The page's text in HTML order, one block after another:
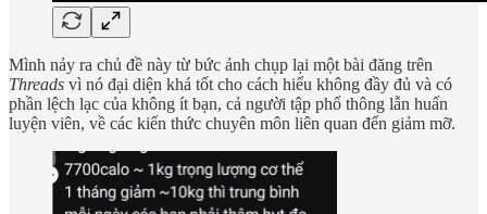
Mình nảy ra chủ đề này từ bức ảnh chụp lại một bài đăng trên
Threads vì nó đại diện khá tốt cho cách hiểu không đầy đủ và có
phần lệch lạc của không ít bạn, cả người tập phổ thông lẫn huấn
luyện viên, về các kiến thức chuyên môn liên quan đến giảm mỡ.